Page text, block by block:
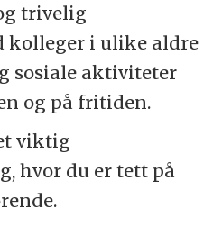
trivelig
kolleger i ulike aldre
sosiale aktiviteter
og på fritiden.
viktig
hvor du er tett på